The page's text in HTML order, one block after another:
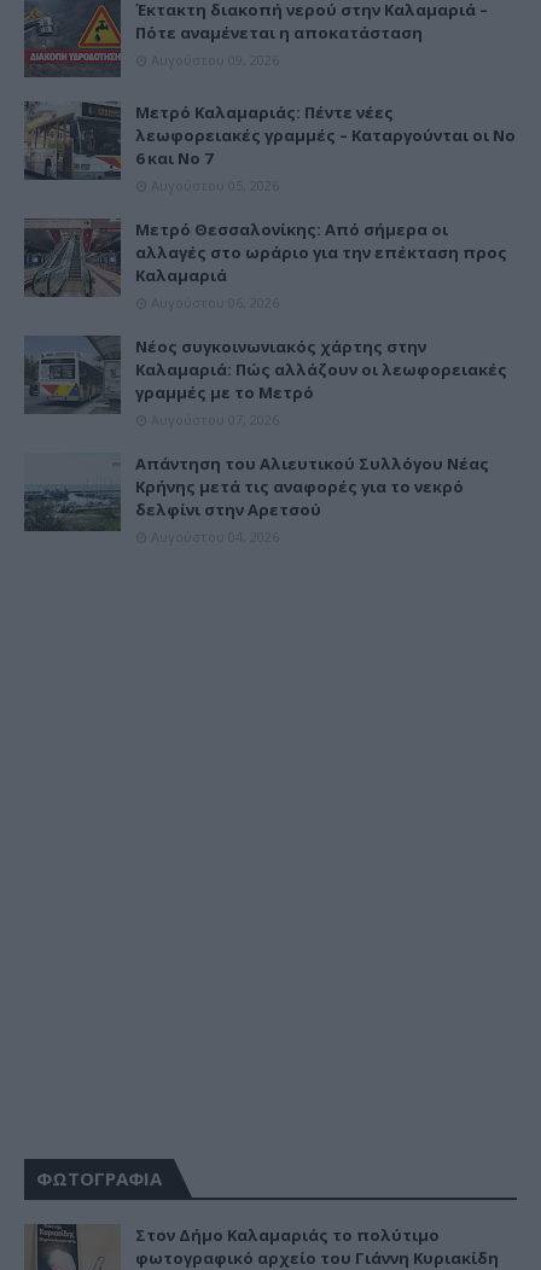
Έκτακτη διακοπή νερού στην Καλαμαριά –
Πότε αναμένεται η αποκατάσταση
Μετρό Καλαμαριάς: Πέντε νέες
λεωφορειακές γραμμές – Καταργούνται οι Νο
6 και Νο 7
Μετρό Θεσσαλονίκης: Από σήμερα οι
αλλαγές στο ωράριο για την επέκταση προς
Καλαμαριά
Νέος συγκοινωνιακός χάρτης στην
Καλαμαριά: Πώς αλλάζουν οι λεωφορειακές
γραμμές με το Μετρό
Απάντηση του Αλιευτικού Συλλόγου Νέας
Κρήνης μετά τις αναφορές για το νεκρό
δελφίνι στην Αρετσού
ΦΩΤΟΓΡΑΦΙΑ
Στον Δήμο Καλαμαριάς το πολύτιμο
φωτογραφικό αρχείο του Γιάννη Κυριακίδη